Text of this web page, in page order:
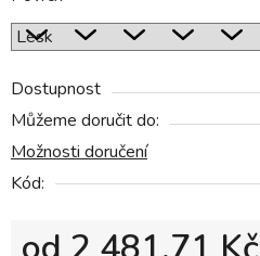
Dostupnost
Můžeme doručit do:
Možnosti doručení
Kód: